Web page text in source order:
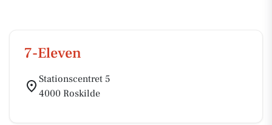
7-Eleven
Stationscentret 5
4000 Roskilde